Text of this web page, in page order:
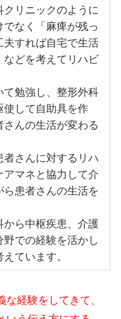
クリニックのように
なく「麻痺が残っ
夫すれば自宅で生活
などを考えてリハビ
て勉強し、整形外科
使して自助具を作
さんの生活が変わる
者さんに対するリハ
アマネと協力して介
患者さんの生活を
ら中枢疾患、介護
での経験を活かし
ています。
な経験をしてきて、